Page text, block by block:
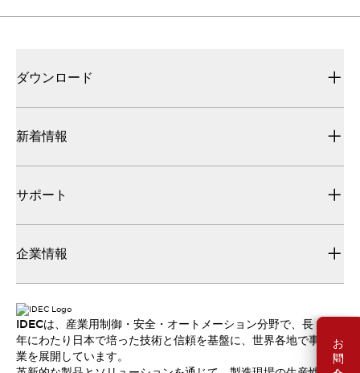
お問い合わせ
ダウンロード
新着情報
サポート
企業情報
IDECは、産業用制御・安全・オートメーション分野で、長
年にわたり日本で培った技術と信頼を基盤に、世界各地で事
業を展開しています。